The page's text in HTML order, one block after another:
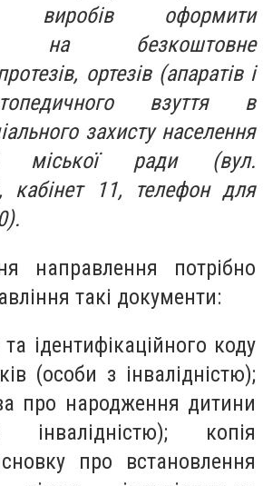
виробів оформити
на безкоштовне
ортезів (апаратів і
взуття в
захисту населення
міської ради (вул.
кабінет 11, телефон для
направлення потрібно
такі документи:
та ідентифікаційного коду
(особи з інвалідністю);
про народження дитини
копія
про встановлення